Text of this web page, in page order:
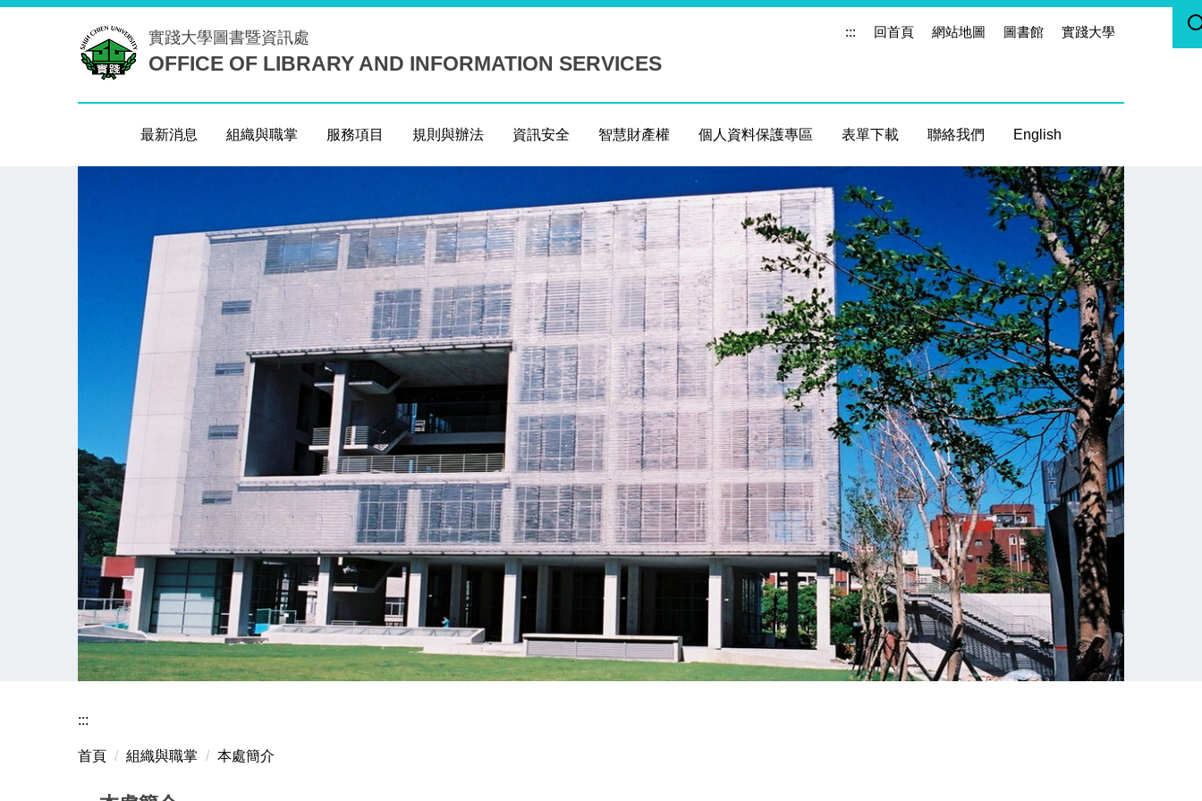
實踐大學 圖書暨資訊處
OFFICE OF LIBRARY AND INFORMATION SERVICES
::: 回首頁 網站地圖 圖書館 實踐大學
最新消息 組織與職掌 服務項目 規則與辦法 資訊安全 智慧財產權 個人資料保護專區 表單下載 聯絡我們 English
:::
首頁 組織與職掌 本處簡介